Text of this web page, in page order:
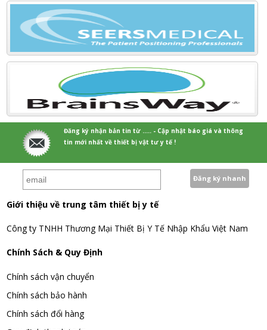
Đăng ký nhận bản tin từ ..... - Cập nhật báo giá và thông
tin mới nhất về thiết bị vật tư y tế !
Giới thiệu về trung tâm thiết bị y tế
Công ty TNHH Thương Mại Thiết Bị Y Tế Nhập Khẩu Việt Nam
Chính Sách & Quy Định
Chính sách vận chuyển
Chính sách bảo hành
Chính sách đổi hàng